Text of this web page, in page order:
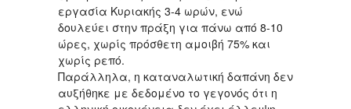
εργασία Κυριακής 3-4 ωρών, ενώ
δουλεύει στην πράξη για πάνω από 8-10
ώρες, χωρίς πρόσθετη αμοιβή 75% και
χωρίς ρεπό.
Παράλληλα, η καταναλωτική δαπάνη δεν
αυξήθηκε με δεδομένο το γεγονός ότι η